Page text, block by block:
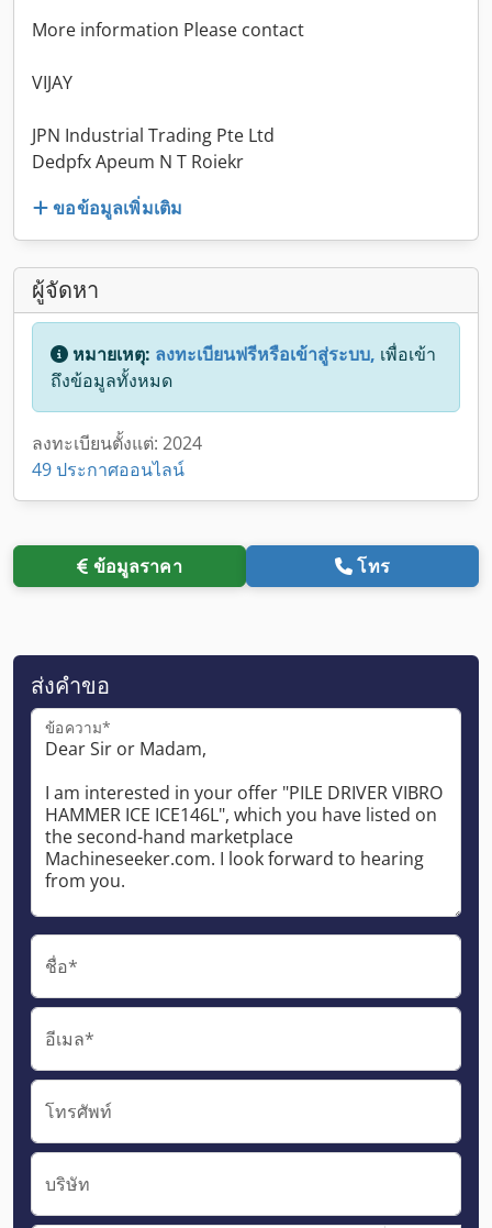
More information Please contact
VIJAY
JPN Industrial Trading Pte Ltd
Dedpfx Apeum N T Roiekr
ขอข้อมูลเพิ่มเติม
ผู้จัดหา
หมายเหตุ: ลงทะเบียนฟรีหรือเข้าสู่ระบบ, เพื่อเข้า
ถึงข้อมูลทั้งหมด
ลงทะเบียนตั้งแต่: 2024
49 ประกาศออนไลน์
ข้อมูลราคา โทร
ส่งคำขอ
ข้อความ*
ชื่อ*
อีเมล*
โทรศัพท์
บริษัท